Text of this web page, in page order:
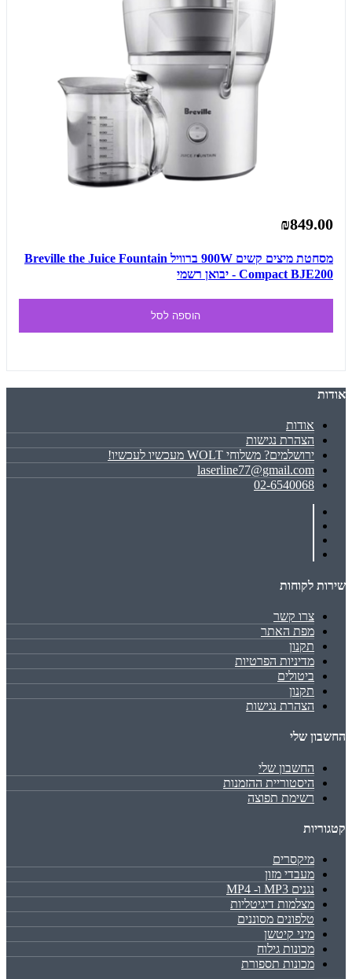
₪849.00
מסחטת מיצים קשים 900W ברוויל Breville the Juice Fountain
Compact BJE200 - יבואן רשמי
הוספה לסל
אודות
אודות
הצהרת נגישות
ירושלמים? משלוחי WOLT מעכשיו לעכשיו!
laserline77@gmail.com
02-6540068
שירות לקוחות
צרו קשר
מפת האתר
תקנון
מדיניות הפרטיות
ביטולים
תקנון
הצהרת נגישות
החשבון שלי
החשבון שלי
היסטוריית ההזמנות
רשימת תפוצה
קטגוריות
מיקסרים
מעבדי מזון
נגנים MP3 ו- MP4
מצלמות דיגיטליות
טלפונים מסוננים
מיני קיטשן
מכונות גילוח
מכונות תספורת